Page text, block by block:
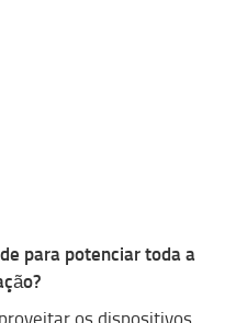
para potenciar toda a
os dispositivos